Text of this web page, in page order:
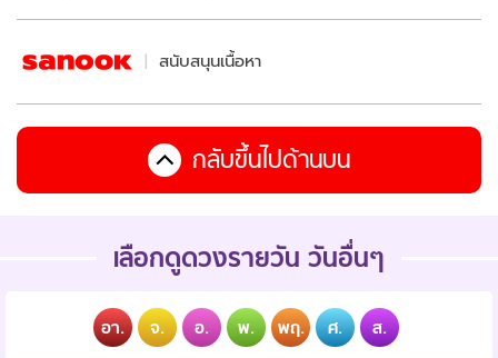
สนับสนุนเนื้อหา
กลับขึ้นไปด้านบน
เลือกดูดวงรายวัน วันอื่นๆ
อา. จ. อ. พ. พฤ. ศ. ส.